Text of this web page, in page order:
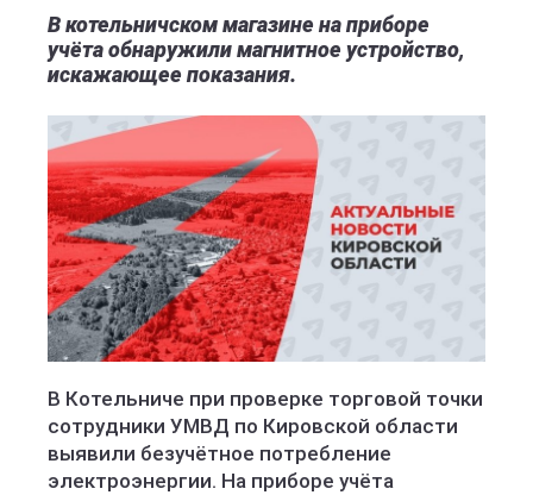
В котельничском магазине на приборе
учëта обнаружили магнитное устройство,
искажающее показания.
В Котельниче при проверке торговой точки
сотрудники УМВД по Кировской области
выявили безучётное потребление
электроэнергии. На приборе учëта